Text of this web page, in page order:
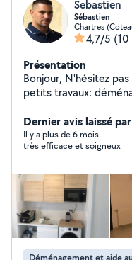
Sebastien
Sébastien
Chartres
4,7/5 (10
Présentation
Bonjour, N'hésitez pas à me contacter pour différents
petits travaux:
de pelouse, petites
peux vous aider dans
plaisir, et si je ne
Dernier avis laissé
Il y a plus de 6 mois
très efficace et soigneux
Déménagement et aide